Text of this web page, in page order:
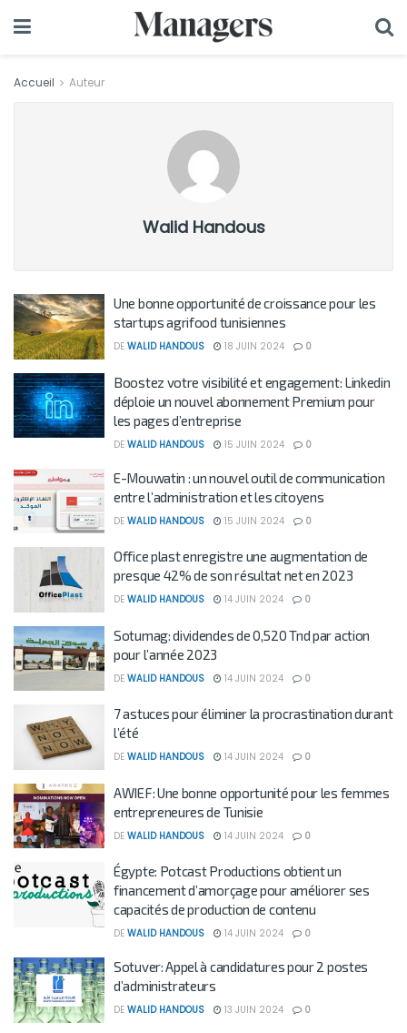
Accueil Auteur
Walid Handous
Une bonne opportunité de croissance pour les
startups agrifood tunisiennes
DE WALID HANDOUS 18 JUIN 2024 0
Boostez votre visibilité et engagement: Linkedin
déploie un nouvel abonnement Premium pour
les pages d’entreprise
DE WALID HANDOUS 15 JUIN 2024 0
E-Mouwatin : un nouvel outil de communication
entre l’administration et les citoyens
DE WALID HANDOUS 15 JUIN 2024 0
Office plast enregistre une augmentation de
presque 42% de son résultat net en 2023
DE WALID HANDOUS 14 JUIN 2024 0
Sotumag: dividendes de 0,520 Tnd par action
pour l’année 2023
DE WALID HANDOUS 14 JUIN 2024 0
7 astuces pour éliminer la procrastination durant
l’été
DE WALID HANDOUS 14 JUIN 2024 0
AWIEF: Une bonne opportunité pour les femmes
entrepreneures de Tunisie
DE WALID HANDOUS 14 JUIN 2024 0
Égypte: Potcast Productions obtient un
financement d’amorçage pour améliorer ses
capacités de production de contenu
DE WALID HANDOUS 14 JUIN 2024 0
Sotuver: Appel à candidatures pour 2 postes
d’administrateurs
DE WALID HANDOUS 13 JUIN 2024 0